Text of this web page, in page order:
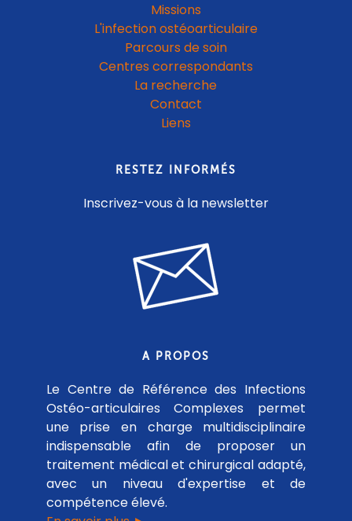
Missions
L'infection ostéoarticulaire
Parcours de soin
Centres correspondants
La recherche
Contact
Liens
RESTEZ INFORMÉS
Inscrivez-vous à la newsletter
A PROPOS
Le Centre de Référence des Infections
Ostéo-articulaires Complexes permet
une prise en charge multidisciplinaire
indispensable afin de proposer un
traitement médical et chirurgical adapté,
avec un niveau d'expertise et de
compétence élevé.